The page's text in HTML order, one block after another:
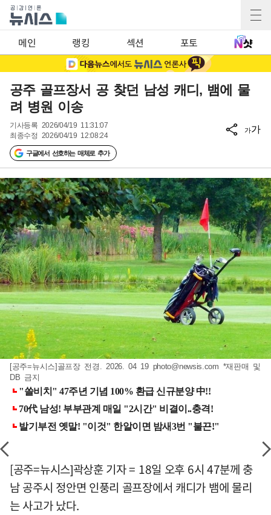
메인 랭킹 섹션 포토
공주 골프장서 공 찾던 남성 캐디, 뱀에 물
려 병원 이송
기사등록 2026/04/19 11:31:07
최종수정 2026/04/19 12:08:24
구글에서 선호하는 매체로 추가
가가
[공주=뉴시스]골프장 전경. 2026. 04 19 photo@newsis.com *재판매 및
DB 금지
[공주=뉴시스]곽상훈 기자 = 18일 오후 6시 47분께 충
남 공주시 정안면 인풍리 골프장에서 캐디가 뱀에 물리
는 사고가 났다.